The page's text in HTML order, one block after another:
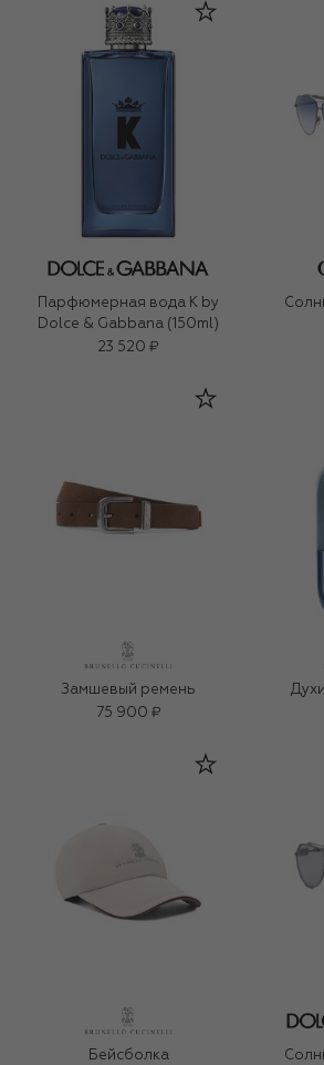
Парфюмерная вода K by
Dolce & Gabbana (150ml)
23 520 ₽
Замшевый ремень
75 900 ₽
Бейсболка